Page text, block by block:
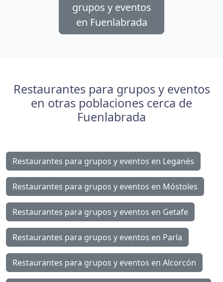
grupos y eventos
en Fuenlabrada
Restaurantes para grupos y eventos
en otras poblaciones cerca de
Fuenlabrada
Restaurantes para grupos y eventos en Leganés
Restaurantes para grupos y eventos en Móstoles
Restaurantes para grupos y eventos en Getafe
Restaurantes para grupos y eventos en Parla
Restaurantes para grupos y eventos en Alcorcón